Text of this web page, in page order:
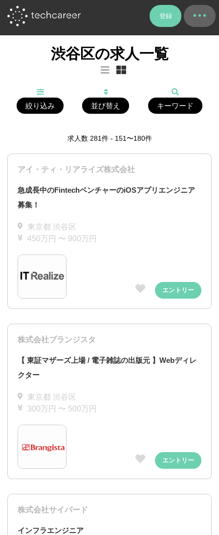
登録
渋谷区の求人一覧
絞り込み 並び替え キーワード
求人数 281件 - 151〜180件
アイ・ティ・リアライズ株式会社
急成長中のFintechベンチャーのiOSアプリエンジニア
募集！
東京都 渋谷区
450万円 〜 900万円
エントリー
株式会社ブランジスタ
【 東証マザーズ上場 / 電子雑誌の出版元 】Webディレ
クター
東京都 渋谷区
300万円 〜 500万円
エントリー
株式会社サイバード
インフラエンジニア